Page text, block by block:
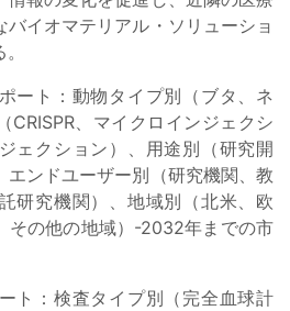
イオマテリアル・ソリューショ
ート：動物タイプ別（ブタ、ネ
CRISPR、マイクロインジェクシ
ェクション）、用途別（研究開
エンドユーザー別（研究機関、教
研究機関）、地域別（北米、欧
その他の地域）-2032年までの市
ト：検査タイプ別（完全血球計